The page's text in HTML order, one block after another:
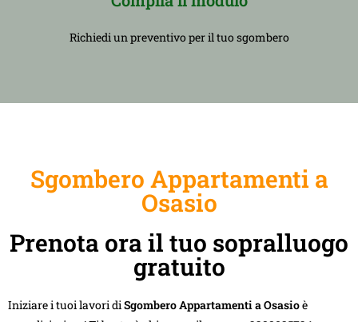
Richiedi un preventivo per il tuo sgombero
Sgombero Appartamenti a
Osasio
Prenota ora il tuo sopralluogo
gratuito
Iniziare i tuoi lavori di Sgombero Appartamenti a Osasioè